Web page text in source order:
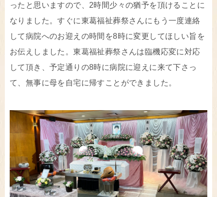
ったと思いますので、2時間少々の猶予を頂けることに
なりました。すぐに東葛福祉葬祭さんにもう一度連絡
して病院へのお迎えの時間を8時に変更してほしい旨を
お伝えしました。東葛福祉葬祭さんは臨機応変に対応
して頂き、予定通りの8時に病院に迎えに来て下さっ
て、無事に母を自宅に帰すことができました。